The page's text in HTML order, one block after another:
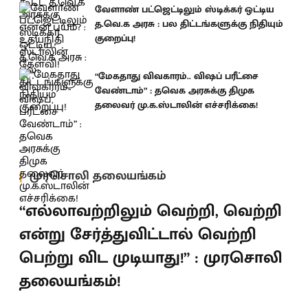
வேளாண் பட்ஜெட்டிலும் ஸ்டிக்கர் ஒட்டிய
த.வெ.க அரசு : பல திட்டங்களுக்கு நிதியும்
குறைப்பு!
“மேகதாது விவகாரம்.. விஷப் பரீட்சை
வேண்டாம்” : தவெக அரசுக்கு திமுக
தலைவர் மு.க.ஸ்டாலின் எச்சரிக்கை!
முரசொலி தலையங்கம்
“எல்லாவற்றிலும் வெற்றி, வெற்றி
என்று சேர்த்துவிட்டால் வெற்றி
பெற்று விட முடியாது!” : முரசொலி
தலையங்கம்!